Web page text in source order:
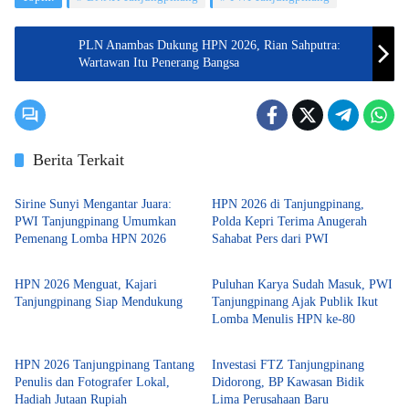
PLN Anambas Dukung HPN 2026, Rian Sahputra:
Wartawan Itu Penerang Bangsa
Berita Terkait
Tanjungpinang
Sirine Sunyi Mengantar Juara:
PWI Tanjungpinang Umumkan
Pemenang Lomba HPN 2026
HPN 2026 di Tanjungpinang,
Polda Kepri Terima Anugerah
Sahabat Pers dari PWI
Suara Kepri
HPN 2026 Menguat, Kajari
Tanjungpinang Siap Mendukung
Tanjungpinang
Puluhan Karya Sudah Masuk, PWI
Tanjungpinang Ajak Publik Ikut
Lomba Menulis HPN ke-80
HPN 2026 Tanjungpinang Tantang
Penulis dan Fotografer Lokal,
Hadiah Jutaan Rupiah
Tanjungpinang
Investasi FTZ Tanjungpinang
Didorong, BP Kawasan Bidik
Lima Perusahaan Baru